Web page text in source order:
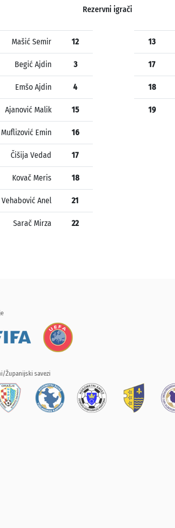
Rezervni igrači
Mašić Semir 12
Begić Ajdin 3
Emšo Ajdin 4
Ajanović Malik 15
Muflizović Emin 16
Čišija Vedad 17
Kovač Meris 18
Vehabović Anel 21
Sarač Mirza 22
13
17
18
19
Županijski savezi